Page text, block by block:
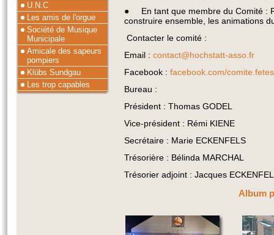
U.N.C
Les amis de l'orgue
Société de Musique
Municipale
Amicale des sapeurs
pompiers
Klübs Sundgau
Les trop capables
● En tant que membre du Comité :
construire ensemble, les animations
Contacter le comité :
Email : contact@hochstatt-asso.fr
Facebook : facebook.com/
Bureau :
Président : Thomas GODEL
Vice-président : Rémi KIENE
Secrétaire : Marie ECKENFELS
Trésorière : Bélinda MARCHAL
Trésorier adjoint : Jacques
Album